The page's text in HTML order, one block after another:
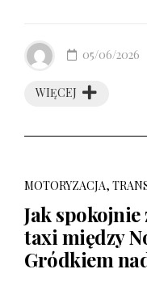
WIĘCEJ
05/06/2026
MOTORYZACJA,
Jak
taxi między
Gródkiem